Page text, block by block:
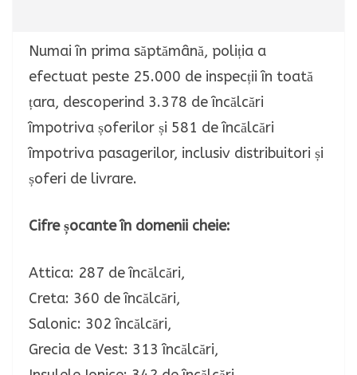
Numai în prima săptămână, poliția a
efectuat peste 25.000 de inspecții în toată
țara, descoperind 3.378 de încălcări
împotriva șoferilor și 581 de încălcări
împotriva pasagerilor, inclusiv distribuitori și
șoferi de livrare.
Cifre șocante în domenii cheie:
Attica: 287 de încălcări,
Creta: 360 de încălcări,
Salonic: 302 încălcări,
Grecia de Vest: 313 încălcări,